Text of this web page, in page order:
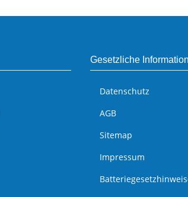
Gesetzliche
Datenschutz
AGB
Sitemap
Impressum